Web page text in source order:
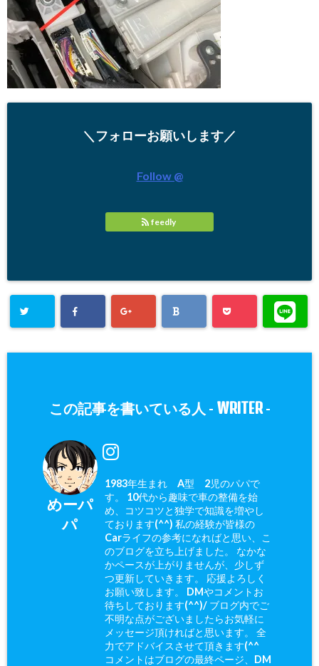
＼フォローお願いします／
Follow @
feedly
この記事を書いている人 - WRITER-
めーパ
パ
1983年生まれ A型 2児のパパで
す。 10代から趣味で車の整備を始
め、コツコツと独学で知識を増やし
ております(^^) 私の経験が皆様の
Carライフの参考になればと思い、こ
のブログを立ち上げました。 なかな
かペースが上がりませんが、少しず
つ更新していきます。 応援よろしく
お願い致します。 DMやコメントお
待ちしております(^^)/ ブログ内でご
不明な点がございましたらお気軽に
メッセージ頂ければと思います。 全
力でアドバイスさせて頂きます(^^ゞ
コメントはブログの最終ページ、DM